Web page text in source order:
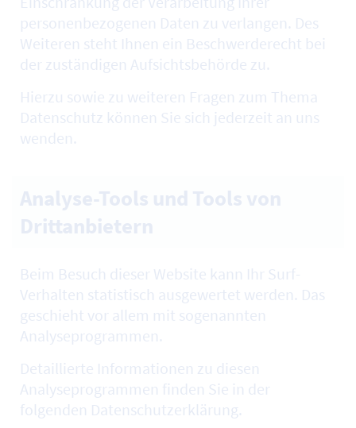
personenbezogenen Daten zu verlangen. Des
Weiteren steht Ihnen ein Beschwerderecht bei
der zuständigen Aufsichtsbehörde zu.
Hierzu sowie zu weiteren Fragen zum Thema
Datenschutz können Sie sich jederzeit an uns
wenden.
Beim Besuch dieser Website kann Ihr Surf-
Verhalten statistisch ausgewertet werden. Das
geschieht vor allem mit sogenannten
Analyseprogrammen.
Detaillierte Informationen zu diesen
Analyseprogrammen finden Sie in der
folgenden Datenschutzerklärung.